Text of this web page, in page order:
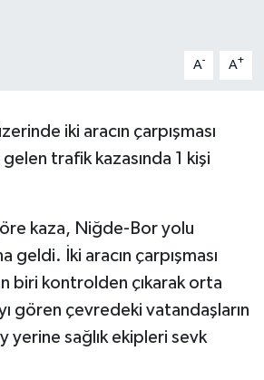
A- A+
iki aracın çarpışması
trafik kazasında 1 kişi
kaza, Niğde-Bor yolu
geldi. İki aracın çarpışması
biri kontrolden çıkarak orta
gören çevredeki vatandaşların
yerine sağlık ekipleri sevk